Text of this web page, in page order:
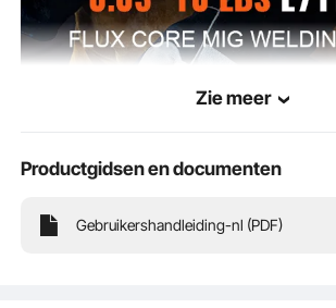
Zie meer
Productgidsen en documenten
Gebruikershandleiding-nl (PDF)